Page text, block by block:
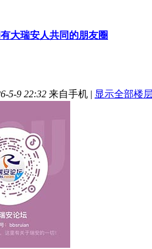
大瑞安人共同的朋友圈
5-9 22:32 来自手机 | 显示全部楼